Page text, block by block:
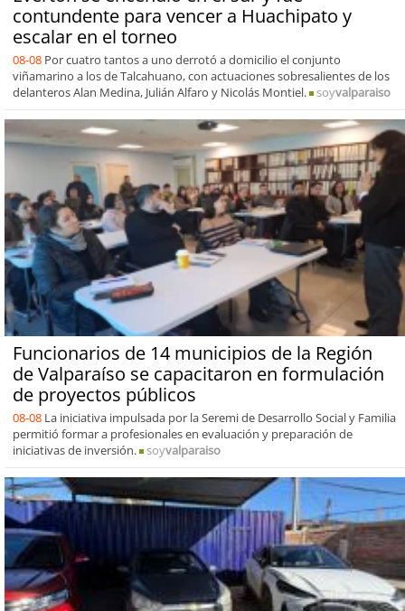
contundente para vencer a Huachipato y
escalar en el torneo
08-08 Por cuatro tantos a uno derrotó a domicilio el conjunto
viñamarino a los de Talcahuano, con actuaciones sobresalientes de los
delanteros Alan Medina, Julián Alfaro y Nicolás Montiel.
soyvalparaiso
Funcionarios de 14 municipios de la Región
de Valparaíso se capacitaron en formulación
de proyectos públicos
08-08 La iniciativa impulsada por la Seremi de Desarrollo Social y Familia
permitió formar a profesionales en evaluación y preparación de
iniciativas de inversión.
soyvalparaiso